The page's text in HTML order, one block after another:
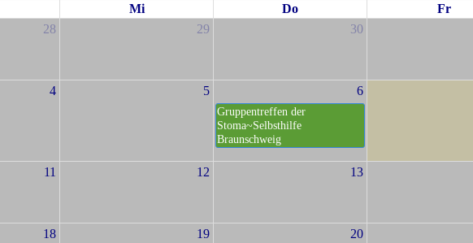
Mi Do
Fr
28 29 30
4 5 6
Gruppentreffen der
Stoma~Selbsthilfe
Braunschweig
11 12 13
18 19 20